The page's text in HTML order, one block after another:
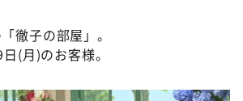
クバラエティ！～ やすとものいたっ
徹子の部屋」。
(月)のお客様。